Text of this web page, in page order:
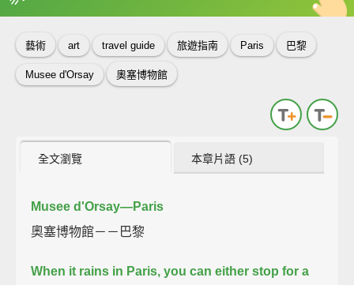
收錄佳句
藝術 art travel guide 旅遊指南 Paris 巴黎
Musee d'Orsay 奧塞博物館
全文瀏覽 本章片語 (5)
Musee d'Orsay—Paris
奧塞博物館－－巴黎
When it rains in Paris, you can either stop for a